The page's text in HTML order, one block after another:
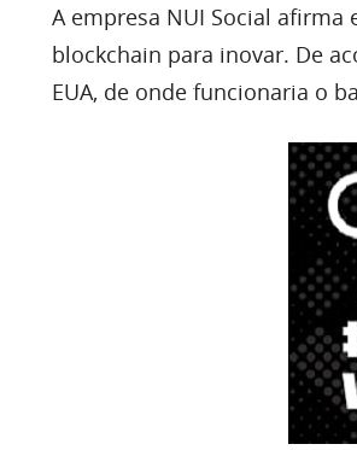
A empresa NUI Social
blockchain para inovar. De
EUA, de onde funcionaria o